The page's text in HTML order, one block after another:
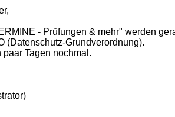
- Prüfungen & mehr" werden
(Datenschutz-Grundverordnung).
Tagen nochmal.